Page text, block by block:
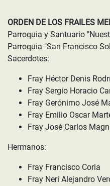
ORDEN DE LOS FRAILES
Parroquia y Santuario
Parroquia "San Francisco
Sacerdotes:
Fray Héctor Denis
Fray Sergio Horacio
Fray Gerónimo José
Fray Emilio Oscar
Fray José Carlos
Hermanos:
Fray Francisco Coria
Fray Neri Alejandro